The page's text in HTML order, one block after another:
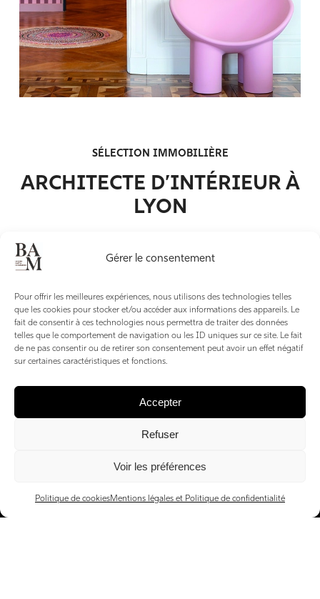
Gérer le consentement
Pour offrir les meilleures expériences, nous utilisons des technologies telles
que les cookies pour stocker et/ou accéder aux informations des appareils. Le
fait de consentir à ces technologies nous permettra de traiter des données
telles que le comportement de navigation ou les ID uniques sur ce site. Le fait
de ne pas consentir ou de retirer son consentement peut avoir un effet négatif
sur certaines caractéristiques et fonctions.
Accepter
Refuser
Voir les préférences
Politique de cookiesMentions légales et Politique de confidentialité
SÉLECTION IMMOBILIÈRE
ARCHITECTE D’INTÉRIEUR À
LYON
CONTACTS